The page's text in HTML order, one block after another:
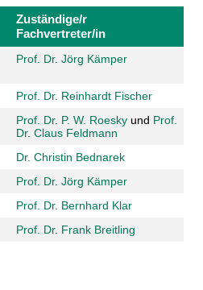
Zuständige/r
Fachvertreter/in
Prof. Dr. Jörg Kämper
Prof. Dr. Reinhardt Fischer
Prof. Dr. P. W. Roeskyund Prof.
Dr. Claus Feldmann
Dr. Christin Bednarek
Prof. Dr. Jörg Kämper
Prof. Dr. Bernhard Klar
Prof. Dr. Frank Breitling